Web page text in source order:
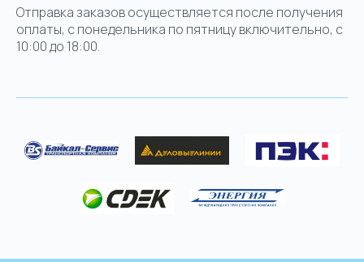
Отправка заказов осуществляется после получения
оплаты, с понедельника по пятницу включительно, с
10:00 до 18:00.